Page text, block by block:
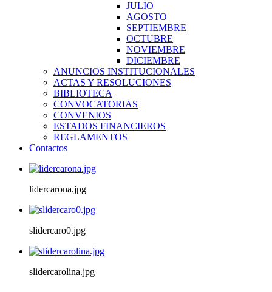
JULIO
AGOSTO
SEPTIEMBRE
OCTUBRE
NOVIEMBRE
DICIEMBRE
ANUNCIOS INSTITUCIONALES
ACTAS Y RESOLUCIONES
BIBLIOTECA
CONVOCATORIAS
CONVENIOS
ESTADOS FINANCIEROS
REGLAMENTOS
Contactos
lidercarona.jpg
slidercaro0.jpg
slidercarolina.jpg